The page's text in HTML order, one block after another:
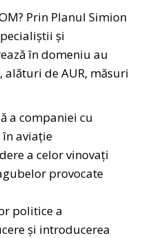
Prin Planul Simion
și
în domeniu au
de AUR, măsuri
a companiei cu
aviație
a celor vinovați
provocate
politice a
și introducerea